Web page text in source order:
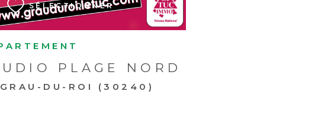
PLAGE NORD
DU-ROI (30240)
SÉLECTIONNER